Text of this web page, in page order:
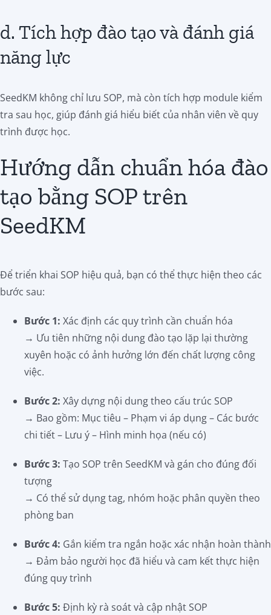
d. Tích hợp đào tạo và đánh giá
năng lực
SeedKM không chỉ lưu SOP, mà còn tích hợp module kiểm
tra sau học, giúp đánh giá hiểu biết của nhân viên về quy
trình được học.
Hướng dẫn chuẩn hóa đào
tạo bằng SOP trên
SeedKM
Để triển khai SOP hiệu quả, bạn có thể thực hiện theo các
bước sau:
Bước 1: Xác định các quy trình cần chuẩn hóa
→ Ưu tiên những nội dung đào tạo lặp lại thường
xuyên hoặc có ảnh hưởng lớn đến chất lượng công
việc.
Bước 2: Xây dựng nội dung theo cấu trúc SOP
→ Bao gồm: Mục tiêu – Phạm vi áp dụng – Các bước
chi tiết – Lưu ý – Hình minh họa (nếu có)
Bước 3: Tạo SOP trên SeedKM và gán cho đúng đối
tượng
→ Có thể sử dụng tag, nhóm hoặc phân quyền theo
phòng ban
Bước 4: Gắn kiểm tra ngắn hoặc xác nhận hoàn thành
→ Đảm bảo người học đã hiểu và cam kết thực hiện
đúng quy trình
Bước 5: Định kỳ rà soát và cập nhật SOP